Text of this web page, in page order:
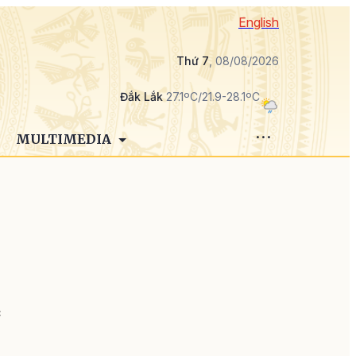
English
Thứ 7, 08/08/2026
Đắk Lắk27.1ºC/21.9-28.1ºC
MULTIMEDIA